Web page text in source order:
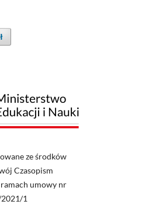
ze środków
Czasopism
umowy nr
1